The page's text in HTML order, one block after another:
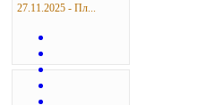
27.11.2025 - Пл...